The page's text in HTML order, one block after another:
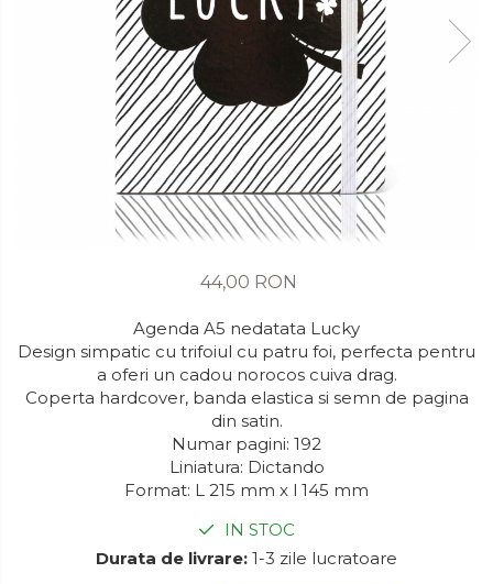
44,00 RON
Agenda A5 nedatata Lucky
Design simpatic cu trifoiul cu patru foi, perfecta pentru
a oferi un cadou norocos cuiva drag.
Coperta hardcover, banda elastica si semn de pagina
din satin.
Numar pagini: 192
Liniatura: Dictando
Format: L 215 mm x l 145 mm
IN STOC
Durata de livrare: 1-3 zile lucratoare